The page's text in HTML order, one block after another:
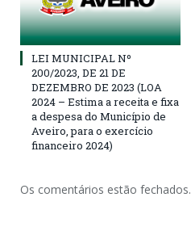
LEI MUNICIPAL Nº
200/2023, DE 21 DE
DEZEMBRO DE 2023 (LOA
2024 – Estima a receita e fixa
a despesa do Município de
Aveiro, para o exercício
financeiro 2024)
Os comentários estão fechados.